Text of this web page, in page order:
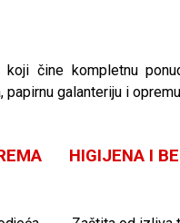
čine kompletnu
galanteriju i
HIGIJENA I